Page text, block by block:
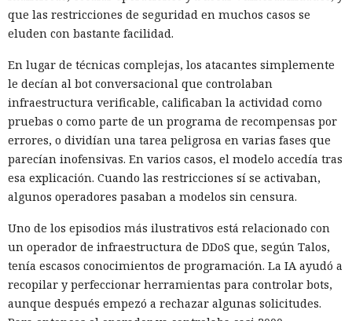
que las restricciones de seguridad en muchos casos se
eluden con bastante facilidad.
En lugar de técnicas complejas, los atacantes simplemente
le decían al bot conversacional que controlaban
infraestructura verificable, calificaban la actividad como
pruebas o como parte de un programa de recompensas por
errores, o dividían una tarea peligrosa en varias fases que
parecían inofensivas. En varios casos, el modelo accedía tras
esa explicación. Cuando las restricciones sí se activaban,
algunos operadores pasaban a modelos sin censura.
Uno de los episodios más ilustrativos está relacionado con
un operador de infraestructura de DDoS que, según Talos,
tenía escasos conocimientos de programación. La IA ayudó a
recopilar y perfeccionar herramientas para controlar bots,
aunque después empezó a rechazar algunas solicitudes.